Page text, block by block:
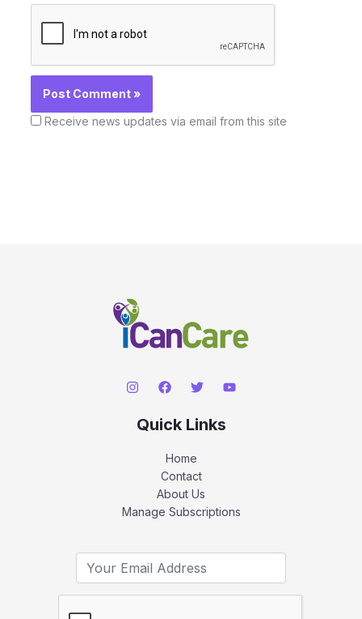
Receive news updates via email from this site
Quick Links
Home
Contact
About Us
Manage Subscriptions